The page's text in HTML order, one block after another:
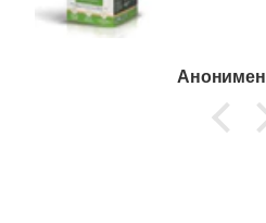
Анонимен